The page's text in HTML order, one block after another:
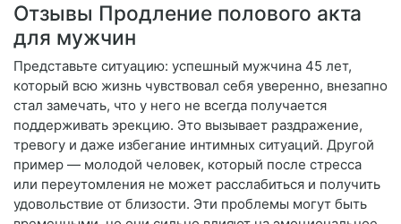
Отзывы Продление полового акта
для мужчин
Представьте ситуацию: успешный мужчина 45 лет,
который всю жизнь чувствовал себя уверенно, внезапно
стал замечать, что у него не всегда получается
поддерживать эрекцию. Это вызывает раздражение,
тревогу и даже избегание интимных ситуаций. Другой
пример — молодой человек, который после стресса
или переутомления не может расслабиться и получить
удовольствие от близости. Эти проблемы могут быть